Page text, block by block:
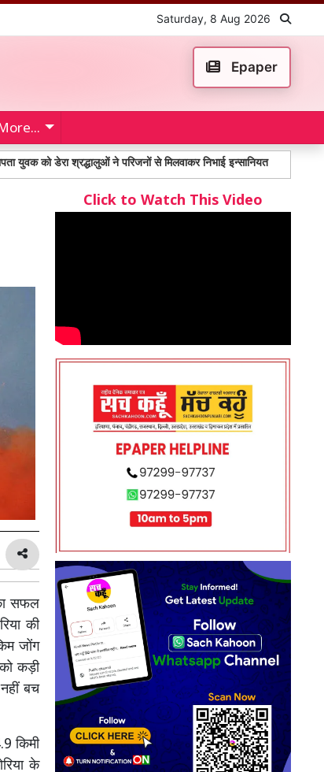
Saturday, 8 Aug 2026
Epaper
डेरा श्रद्धालुओं ने परिजनों से मिलवाकर निभाई इन्सानियत महंगाई भत्ते को
सफल
की
जोंग
कड़ी
बच
किमी
के
Click to Watch This Video